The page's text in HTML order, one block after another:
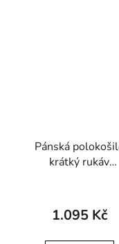
Pánská
krátký rukáv
POLO SHIRT
White
1.095 Kč